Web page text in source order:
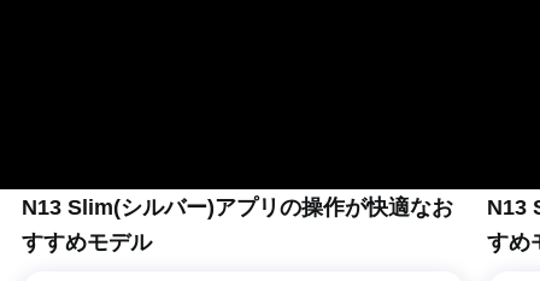
N13 Slim(シルバー)アプリの操作が快適なお
すすめモデル
N13
すめ